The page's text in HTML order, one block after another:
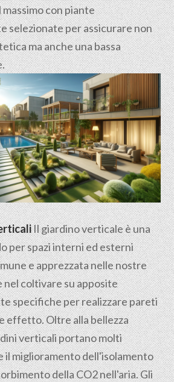
massimo con piante
selezionate per assicurare non
ma anche una bassa
Il giardino verticale è una
per spazi interni ed esterni
e apprezzata nelle nostre
nel coltivare su apposite
specifiche per realizzare pareti
effetto. Oltre alla bellezza
verticali portano molti
il miglioramento dell'isolamento
della CO2 nell'aria. Gli